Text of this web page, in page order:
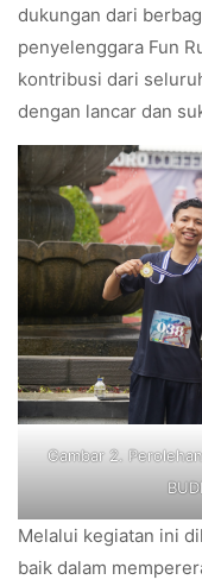
dukungan dari
penyelenggara Fun
kontribusi dari
dengan lancar dan
Gambar 2.
Melalui kegiatan ini
baik dalam